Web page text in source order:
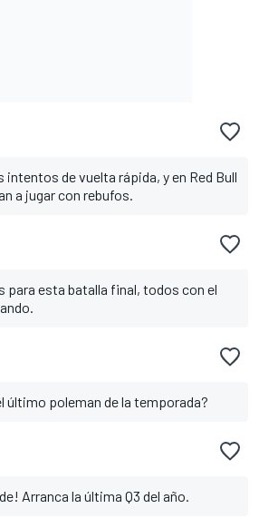
intentos de vuelta rápida, y en Red Bull
a jugar con rebufos.
para esta batalla final, todos con el
último poleman de la temporada?
Arranca la última Q3 del año.